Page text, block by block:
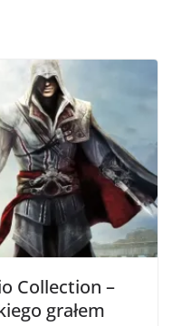
Collection –
grałem